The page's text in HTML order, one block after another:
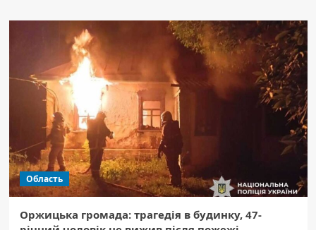
Область
Оржицька громада: трагедія в будинку, 47-